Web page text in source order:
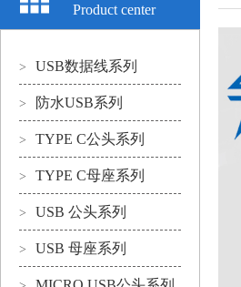
Product center
> USB数据线系列
> 防水USB系列
> TYPE C公头系列
> TYPE C母座系列
> USB 公头系列
> USB 母座系列